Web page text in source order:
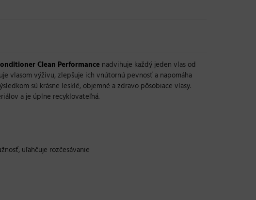
Clean Performance nadvihuje každý jeden vlas od
vlasom výživu, zlepšuje ich vnútornú pevnosť a napomáha
sú krásne lesklé, objemné a zdravo pôsobiace vlasy.
a je úplne recyklovateľná.
uľahčuje rozčesávanie